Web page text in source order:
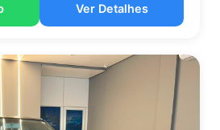
Ver Detalhes